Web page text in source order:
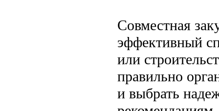
Совместная
эффективный
или
правильно
и выбрать